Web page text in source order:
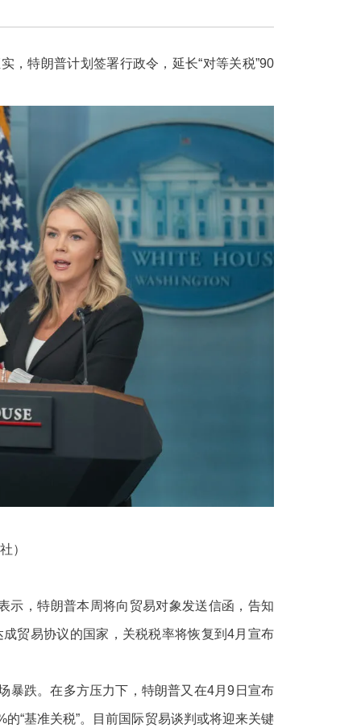
，特朗普计划签署行政令，延长“对等关税”90
）
示，特朗普本周将向贸易对象发送信函，告知
贸易协议的国家，关税税率将恢复到4月宣布
暴跌。在多方压力下，特朗普又在4月9日宣布
“基准关税”。目前国际贸易谈判或将迎来关键